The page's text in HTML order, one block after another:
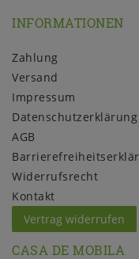
INFORMATIONEN
Zahlung
Versand
Impressum
Daten­schutz­erklärung
AGB
Widerrufs­recht
Kontakt
Vertrag widerrufen
CASA DE MOBILA